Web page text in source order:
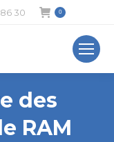
30 0
des
RAM